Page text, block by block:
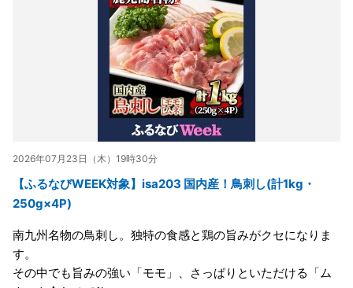
2026年07月23日（木）19時30分
【ふるなびWEEK対象】isa203 国内産！鳥刺し(計1kg・
250g×4P)
南九州名物の鳥刺し。独特の食感と鶏の旨みがクセになりま
す。
その中でも旨みの強い「モモ」、さっぱりといただける「ム